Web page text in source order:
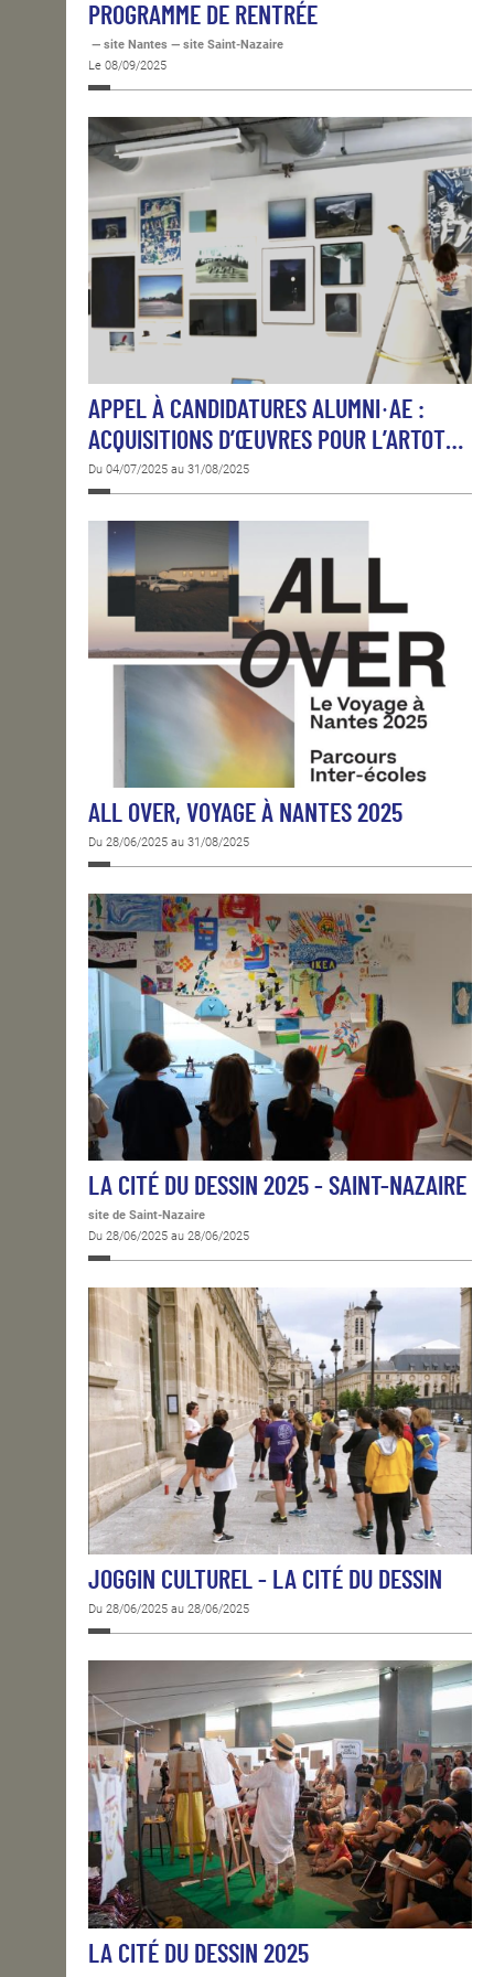
PROGRAMME DE RENTRÉE
— site Nantes — site Saint-Nazaire
Le 08/09/2025
APPEL À CANDIDATURES ALUMNI·AE :
ACQUISITIONS D’ŒUVRES POUR L’ARTOT…
Du 04/07/2025 au 31/08/2025
ALL OVER, VOYAGE À NANTES 2025
Du 28/06/2025 au 31/08/2025
LA CITÉ DU DESSIN 2025 - SAINT-NAZAIRE
site de Saint-Nazaire
Du 28/06/2025 au 28/06/2025
JOGGIN CULTUREL - LA CITÉ DU DESSIN
Du 28/06/2025 au 28/06/2025
LA CITÉ DU DESSIN 2025